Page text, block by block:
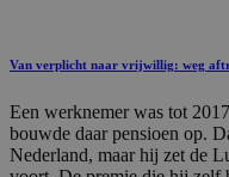
Van verplicht naar vrijwillig: weg
Een werknemer was tot
bouwde daar pensioen op.
Nederland, maar hij zet de